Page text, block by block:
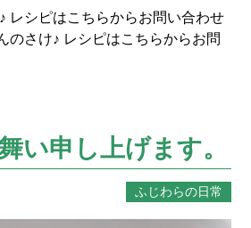
レシピはこちらからお問い合わせ
のさけ♪ レシピはこちらからお問
い申し上げます。
ふじわらの日常